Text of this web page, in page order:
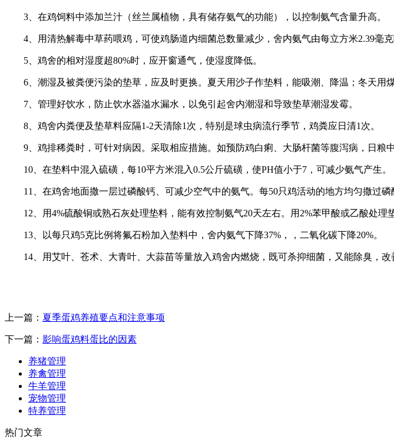
3、在鸡饲料中添加兰汁（丝兰属植物，具有储存氨气的功能），以控制氨气含量升高。
4、用清热解毒中草药喂鸡，可使鸡肠道内细菌总数量减少，舍内氨气由每立方米2.39毫
5、鸡舍的相对湿度超80%时，应开窗通气，使湿度降低。
6、潮湿及被粪便污染的垫草，应及时更换。夏天用沙子作垫料，能吸潮、降温；冬天用
7、管理好饮水，防止饮水器溢水漏水，以免引起舍内潮湿和导致垫草潮湿发霉。
8、鸡舍内粪便及垫草料应隔1-2天清除1次，特别是球虫病流行季节，鸡粪应日清1次。
9、鸡排稀粪时，可针对病因。采取相应措施。如预防鸡白痢、大肠杆菌等腹泻病，日
10、在垫料中混入硫磺，每10平方米混入0.5公斤硫磺，使PH值小于7，可减少氨气产生。
11、在鸡舍地面撒一层过磷酸钙、可减少空气中的氨气。每50只鸡活动的地方均匀撒过
12、用4%硫酸铜或熟石灰处理垫料，能有效控制氨气20天左右。用2%苯甲酸或乙酸处理
13、以每只鸡5克比例将氟石粉加入垫料中，舍内氨气下降37%，，二氧化碳下降20%。
14、用艾叶、苍术、大青叶、大蒜苗等量放入鸡舍内燃烧，既可杀抑细菌，又能除臭，
上一篇： 夏季蛋鸡养殖要点和注意事项
下一篇： 影响蛋鸡料蛋比的因素
养猪管理
养禽管理
牛羊管理
宠物管理
特养管理
热门文章